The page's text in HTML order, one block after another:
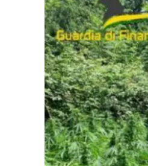
Streaming
Lac Network